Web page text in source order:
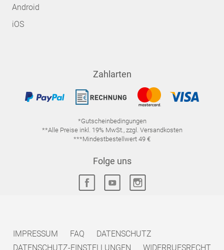
Android
iOS
Zahlarten
*Gutscheinbedingungen
**Alle Preise inkl. 19% MwSt., zzgl. Versandkosten
***Mindestbestellwert 49 €
Folge uns
IMPRESSUM FAQ
DATENSCHUTZ
DATENSCHUTZ-EINSTELLUNGEN
WIDERRUFSRECHT